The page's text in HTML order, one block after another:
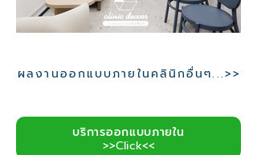
ผลงานออกแบบภายในคลินิกอื่นๆ...>>
บริการออกแบบภายใน
>>Click<<